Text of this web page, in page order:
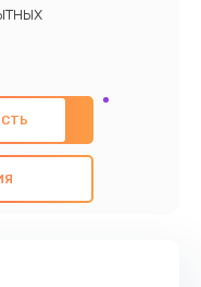
знаниями и
ремонт с
компонентов, а
всех
- предоставить
записаться на